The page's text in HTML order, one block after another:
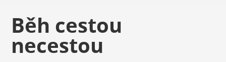
Běh cestou
necestou